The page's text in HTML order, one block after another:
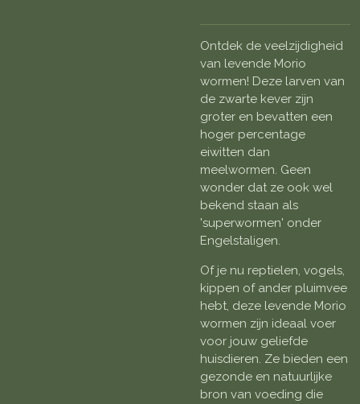
Ontdek de veelzijdigheid
van levende Morio
wormen! Deze larven van
de zwarte kever zijn
groter en bevatten een
hoger percentage
eiwitten dan
meelwormen. Geen
wonder dat ze ook wel
bekend staan als
'superwormen' onder
Engelstaligen.
Of je nu reptielen, vogels,
kippen of ander pluimvee
hebt, deze levende Morio
wormen zijn ideaal voer
voor jouw geliefde
huisdieren. Ze bieden een
gezonde en natuurlijke
bron van voeding die